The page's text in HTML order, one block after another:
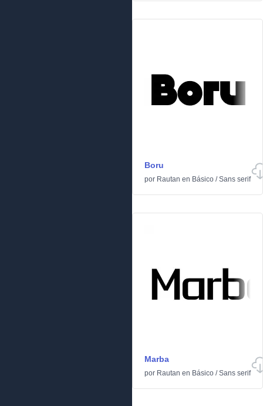
Boru
por Rautan en Básico /Sans serif
Marba
por Rautan en Básico /Sans serif